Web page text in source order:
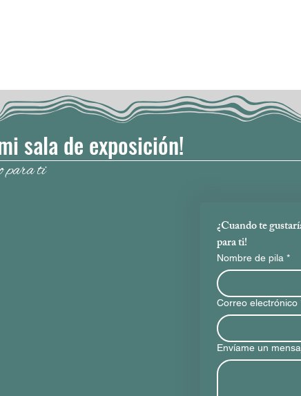
sala de exposición!
para ti
¿Cuando te
para ti!
Nombre de pila *
Correo electrónico
Envíame un